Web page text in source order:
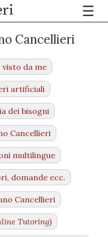
☰
Cancellieri
da me
artificiali
dei bisogni
Cancellieri
multilingue
domande ecc.
Cancellieri
Tutoring)